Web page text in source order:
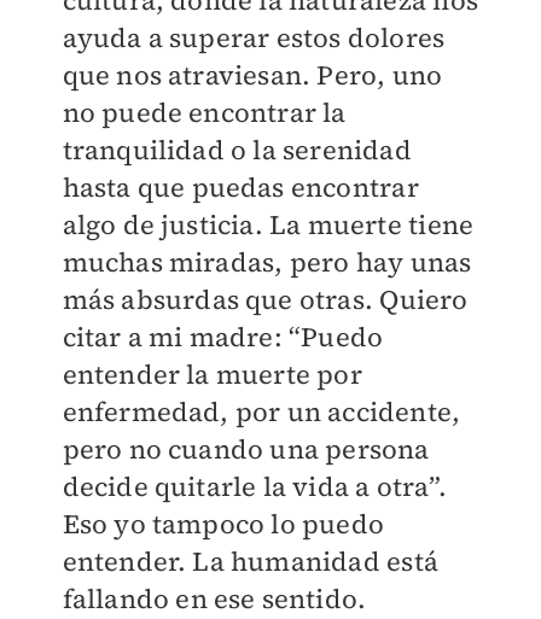
ayuda a superar estos dolores
que nos atraviesan. Pero, uno
no puede encontrar la
tranquilidad o la serenidad
hasta que puedas encontrar
algo de justicia. La muerte tiene
muchas miradas, pero hay unas
más absurdas que otras. Quiero
citar a mi madre: “Puedo
entender la muerte por
enfermedad, por un accidente,
pero no cuando una persona
decide quitarle la vida a otra”.
Eso yo tampoco lo puedo
entender. La humanidad está
fallando en ese sentido.